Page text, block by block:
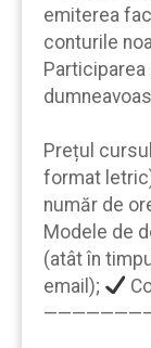
emiterea
conturile
Prețul
format
număr de
Modele de
(atât în
email);